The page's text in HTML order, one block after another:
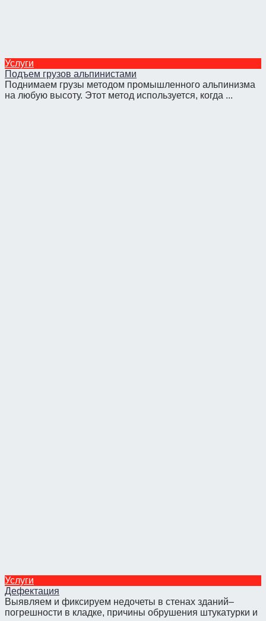
Услуги
Подъем грузов альпинистами
Поднимаем грузы методом промышленного альпинизма
на любую высоту. Этот метод используется, когда ...
Услуги
Дефектация
Выявляем и фиксируем недочеты в стенах зданий–
погрешности в кладке, причины обрушения штукатурки и